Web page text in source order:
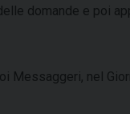
domande e poi
Messaggeri, nel